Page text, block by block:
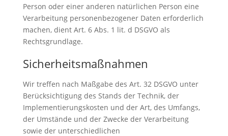
Person oder einer anderen natürlichen Person eine
Verarbeitung personenbezogener Daten erforderlich
machen, dient Art. 6 Abs. 1 lit. d DSGVO als
Rechtsgrundlage.
Sicherheitsmaßnahmen
Wir treffen nach Maßgabe des Art. 32 DSGVO unter
Berücksichtigung des Stands der Technik, der
Implementierungskosten und der Art, des Umfangs,
der Umstände und der Zwecke der Verarbeitung
sowie der unterschiedlichen